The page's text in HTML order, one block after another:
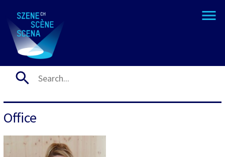
Office